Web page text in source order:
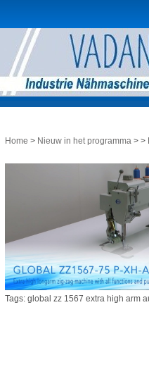
Home > Nieuw in het programma > >
Tags: global zz 1567 extra high arm